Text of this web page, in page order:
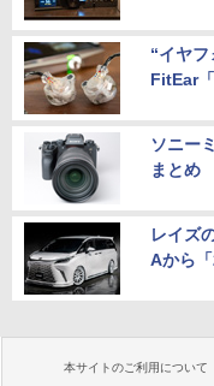
“イヤフ
FitEar
ソニー
まとめ
レイズ
Aから
本サイトのご利用について